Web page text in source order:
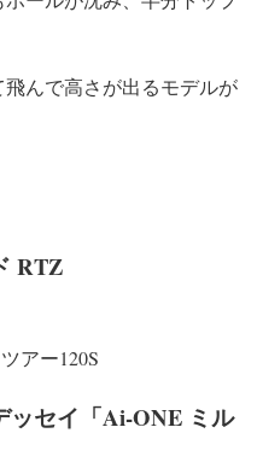
んで高さが出るモデルが
RTZ
アー120S
ッセイ「Ai-ONE ミル